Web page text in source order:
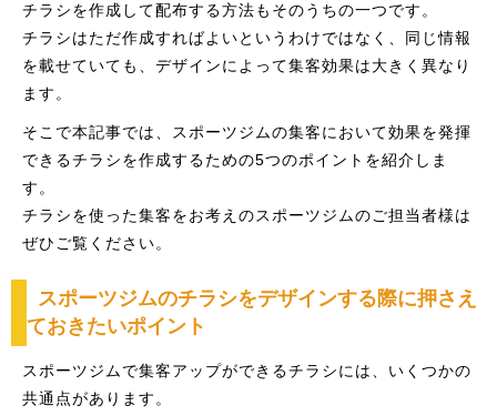
チラシを作成して配布する方法もそのうちの一つです。
チラシはただ作成すればよいというわけではなく、同じ情報
を載せていても、デザインによって集客効果は大きく異なり
ます。
そこで本記事では、スポーツジムの集客において効果を発揮
できるチラシを作成するための5つのポイントを紹介しま
す。
チラシを使った集客をお考えのスポーツジムのご担当者様は
ぜひご覧ください。
スポーツジムのチラシをデザインする際に押さえ
ておきたいポイント
スポーツジムで集客アップができるチラシには、いくつかの
共通点があります。